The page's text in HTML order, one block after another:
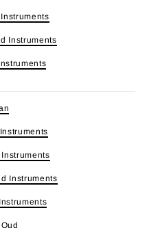
Instruments
Instruments